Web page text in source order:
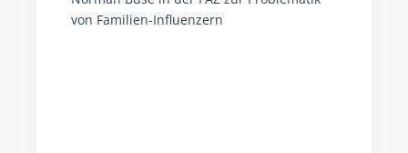
von Familien-Influenzern